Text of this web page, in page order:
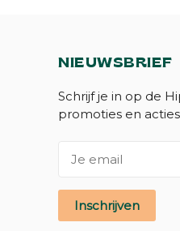
NIEUWSBRIEF
Schrijf je in op de
promoties en
Inschrijven